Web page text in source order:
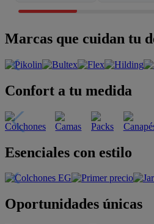
Marcas que cuidan tu
Confort a tu medida
Esenciales con estilo
Oportunidades únicas